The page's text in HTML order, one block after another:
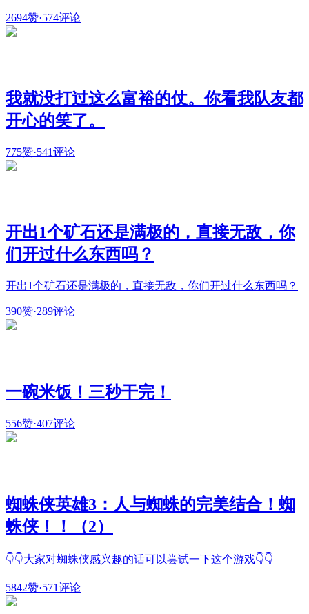
2694赞·574评论
我就没打过这么富裕的仗。你看我队友都
开心的笑了。
775赞·541评论
开出1个矿石还是满极的，直接无敌，你
们开过什么东西吗？
开出1个矿石还是满极的，直接无敌，你们开过什么东西吗？
390赞·289评论
一碗米饭！三秒干完！
556赞·407评论
蜘蛛侠英雄3：人与蜘蛛的完美结合！蜘
蛛侠！！（2）
👇👇大家对蜘蛛侠感兴趣的话可以尝试一下这个游戏👇👇
5842赞·571评论